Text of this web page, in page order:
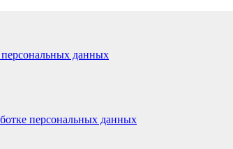
данных
персональных данных